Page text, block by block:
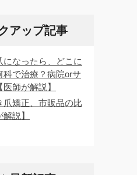
アップ記事
になったら、どこに
科で治療？病院orサ
師が解説】
爪矯正、市販品の比
説】